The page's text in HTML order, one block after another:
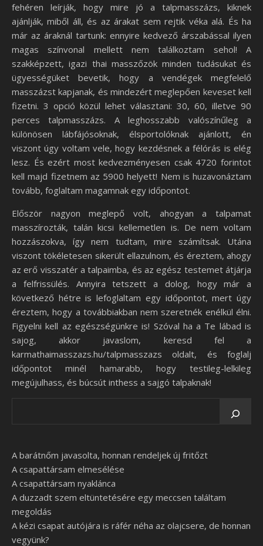
fehéren leírják, hogy mire jó a talpmasszázs, kiknek
ajánlják, miből áll, és az árakat sem rejtik véka alá. És ha
már az áraknál tartunk: ennyire kedvező árszabással ilyen
magas színvonal mellett nem találkoztam sehol! A
szakképzett, igazi thai masszőzök minden tudásukat és
ügyességüket bevetik, hogy a vendégek megfelelő
masszázst kapjanak, és mindezért meglepően keveset kell
fizetni. 3 opció közül lehet választani: 30, 60, illetve 90
perces talpmasszázs. A leghosszabb valószínűleg a
különösen lábfájósoknak, élsportolóknak ajánlott, én
viszont úgy voltam vele, hogy kezdésnek a félórás is elég
lesz. És ezért most kedvezményesen csak 4720 forintot
kell majd fizetnem az 5900 helyett! Nem is huzavonáztam
tovább, foglaltam magamnak egy időpontot.
Először nagyon meglepő volt, ahogyan a talpamat
masszírozták, talán kicsi kellemetlen is. De nem voltam
hozzászokva, így nem tudtam, mire számítsak. Utána
viszont tökéletesen sikerült ellazulnom, és éreztem, ahogy
az erő visszatér a talpaimba, és az egész testemet átjárja
a felfrissülés. Annyira tetszett a dolog, hogy már a
következő hétre is lefoglaltam egy időpontot, mert úgy
éreztem, hogy a továbbiakban nem szeretnék enélkül élni.
Figyelni kell az egészségünkre is! Szóval ha a Te lábad is
sajog, akkor javaslom, keresd fel a
karmathaimasszazs.hu/talpmasszazs oldalt, és foglalj
időpontot minél hamarabb, hogy testileg-lelkileg
megújulhass, és búcsút inthess a sajgó talpaknak!
A barátnőm javasolta, honnan rendeljek új fritőzt
A csapattársam elmesélése
A csapattársam nyaklánca
A duzzadt szem eltüntetésére egy meccsen találtam
megoldás
A kézi csapat autójára is ráfér néha az olajcsere, de honnan
vegyünk?